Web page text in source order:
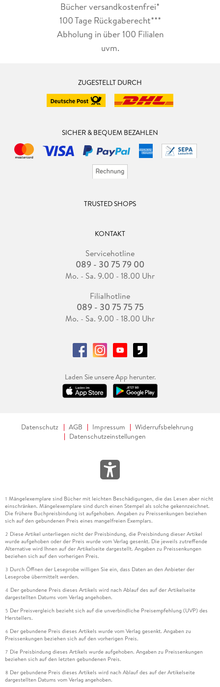
Bücher versandkostenfrei*
100 Tage Rückgaberecht***
Abholung in über 100 Filialen
uvm.
ZUGESTELLT DURCH
SICHER & BEQUEM BEZAHLEN
TRUSTED SHOPS
KONTAKT
Servicehotline
089 - 30 75 79 00
Mo. - Sa. 9.00 - 18.00 Uhr
Filialhotline
089 - 30 75 75 75
Mo. - Sa. 9.00 - 18.00 Uhr
Laden Sie unsere App herunter.
Datenschutz AGB Impressum
Widerrufsbelehrung
Datenschutzeinstellungen
1 Mängelexemplare sind Bücher mit leichten Beschädigungen, die das Lesen aber nicht
einschränken. Mängelexemplare sind durch einen Stempel als solche gekennzeichnet.
Die frühere Buchpreisbindung ist aufgehoben. Angaben zu Preissenkungen beziehen
sich auf den gebundenen Preis eines mangelfreien Exemplars.
2 Diese Artikel unterliegen nicht der Preisbindung, die Preisbindung dieser Artikel
wurde aufgehoben oder der Preis wurde vom Verlag gesenkt. Die jeweils zutreffende
Alternative wird Ihnen auf der Artikelseite dargestellt. Angaben zu Preissenkungen
beziehen sich auf den vorherigen Preis.
3 Durch Öffnen der Leseprobe willigen Sie ein, dass Daten an den Anbieter der
Leseprobe übermittelt werden.
4 Der gebundene Preis dieses Artikels wird nach Ablauf des auf der Artikelseite
dargestellten Datums vom Verlag angehoben.
5 Der Preisvergleich bezieht sich auf die unverbindliche Preisempfehlung (UVP) des
Herstellers.
6 Der gebundene Preis dieses Artikels wurde vom Verlag gesenkt. Angaben zu
Preissenkungen beziehen sich auf den vorherigen Preis.
7 Die Preisbindung dieses Artikels wurde aufgehoben. Angaben zu Preissenkungen
beziehen sich auf den letzten gebundenen Preis.
8 Der gebundene Preis dieses Artikels wird nach Ablauf des auf der Artikelseite
dargestellten Datums vom Verlag angehoben.